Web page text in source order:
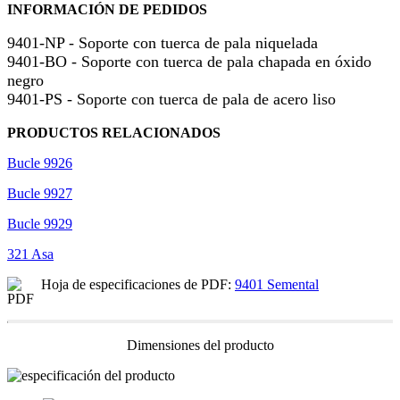
INFORMACIÓN DE PEDIDOS
9401-NP - Soporte con tuerca de pala niquelada
9401-BO - Soporte con tuerca de pala chapada en óxido
negro
9401-PS - Soporte con tuerca de pala de acero liso
PRODUCTOS RELACIONADOS
Bucle 9926
Bucle 9927
Bucle 9929
321 Asa
Hoja de especificaciones de PDF: 9401 Semental
Dimensiones del producto